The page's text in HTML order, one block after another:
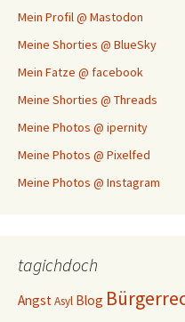
Mein Profil @ Mastodon
Meine Shorties @ BlueSky
Mein Fatze @ facebook
Meine Shorties @ Threads
Meine Photos @ ipernity
Meine Photos @ Pixelfed
Meine Photos @ Instagram
tagichdoch
AngstAsyl Blog